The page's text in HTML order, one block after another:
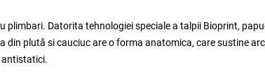
Datorita tehnologiei speciale a talpii Bioprint,
din plută si cauciuc are o forma anatomica, care sustine
antistatici.